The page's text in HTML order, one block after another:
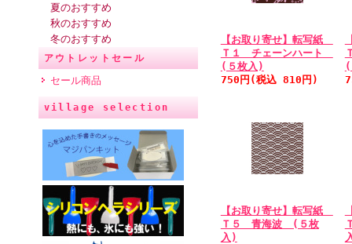
夏のおすすめ
秋のおすすめ
冬のおすすめ
アウトレットセール
セール商品
village selection
【お取り寄せ】転写紙
Ｔ１ チェーンハート
(５枚入)
750円(税込 810円)
(
【お取り寄せ】転写紙
Ｔ５ 青海波 (５枚
入)